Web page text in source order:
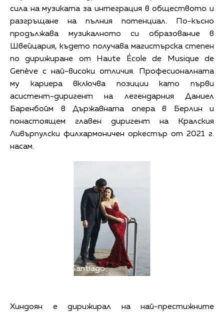
сила на музиката за интеграция в обществото и
разгръщане на пълния потенциал. По-късно
продължава музикалното си образование в
Швейцария, където получава магистърска степен
по дирижиране от Haute École de Musique de
Genève с най-високи отличия. Професионалната
му кариера включва позиции като първи
асистент-диригент на легендарния Даниел
Баренбойм в Държавната опера в Берлин и
понастоящем главен диригент на Кралския
Ливърпулски филхармоничен оркестър от 2021 г.
насам.
Снимка: Victor Santiago
Хиндоян е дирижирал на най-престижните